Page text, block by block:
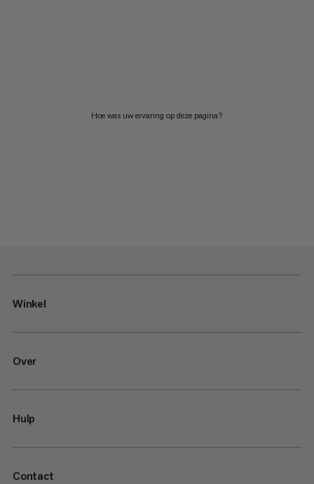
Hoe was uw ervaring op deze pagina?
Winkel
Over
Hulp
Contact